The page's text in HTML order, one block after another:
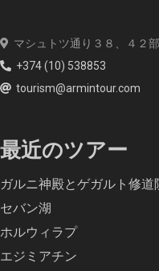
マシュトツ通り３８、４２
+374 (10) 538853
tourism@armintour.com
最近のツアー
ガルニ神殿とゲガルト修道
セバン湖
ホルウィラプ
エジミアチン